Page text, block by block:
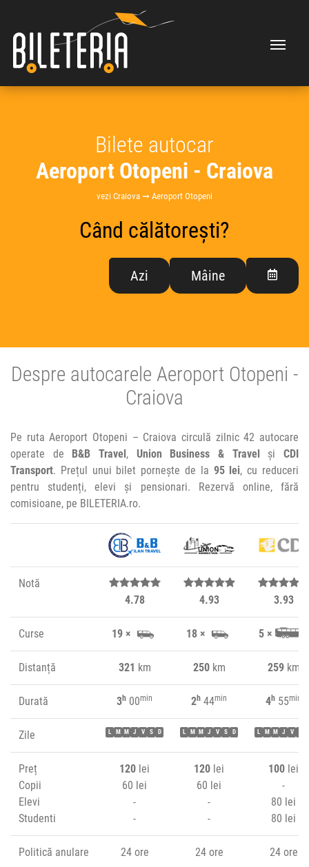
Bilete autocar
Aeroport Otopeni - Craiova
vezi Craiova ➞ Aeroport Otopeni
Când călătorești?
Azi Mâine
Despre autocarele Aeroport Otopeni -
Craiova
Pe ruta Aeroport Otopeni – Craiova circulă zilnic 42 autocare
operate de
B&B Travel , Union Business & Travel șiCDI
Transport. Prețul unui bilet pornește de la 95 lei, cu reduceri
pentru studenți, elevi și pensionari. Rezervă online, fără
comisioane, pe BILETERIA.ro.
Notă
4.78
4.93 3.93
Curse 19 × 18 × 5 ×
Distanță 321 km 250km 259km
Durată 3h 00min 2h 44min 4h 55min
Zile L M M J V S D L M M J V S D L M M J V
Preț
Copii
Elevi
Studenti
120 lei
60 lei
-
-
120 lei
60 lei
-
-
100 lei
-
80 lei
80 lei
Politică anulare 24 ore 24 ore 24 ore